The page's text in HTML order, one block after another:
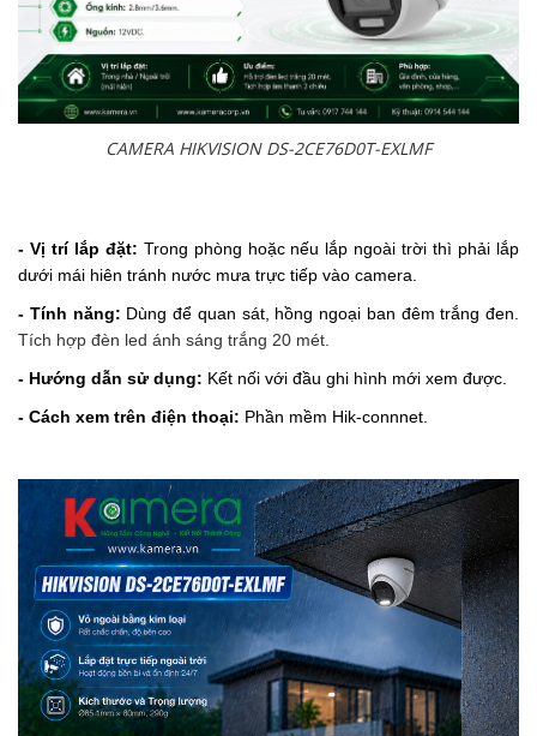
CAMERA HIKVISION DS-2CE76D0T-EXLMF
- Vị trí lắp đặt: Trong phòng hoặc nếu lắp ngoài trời thì phải lắp
dưới mái hiên tránh nước mưa trực tiếp vào camera.
- Tính năng: Dùng để quan sát, hồng ngoại ban đêm trắng đen.
Tích hợp đèn led ánh sáng trắng 20 mét.
- Hướng dẫn sử dụng: Kết nối với đầu ghi hình mới xem được.
- Cách xem trên điện thoại: Phần mềm Hik-connnet.